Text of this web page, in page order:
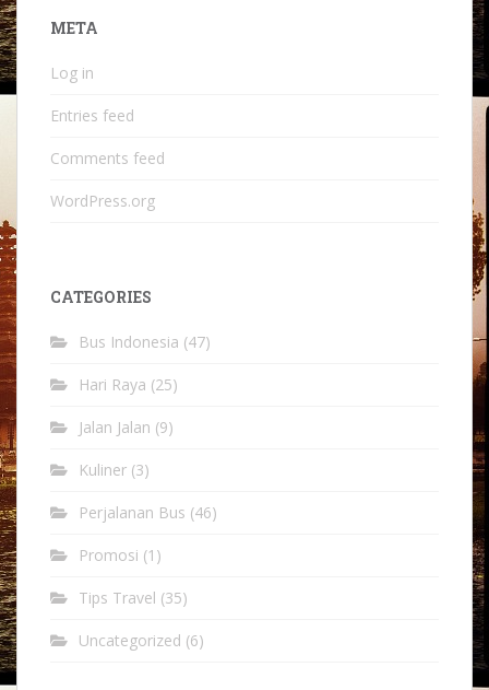
META
Log in
Entries feed
Comments feed
WordPress.org
CATEGORIES
Bus Indonesia (47)
Hari Raya (25)
Jalan Jalan (9)
Kuliner (3)
Perjalanan Bus (46)
Promosi (1)
Tips Travel (35)
Uncategorized (6)